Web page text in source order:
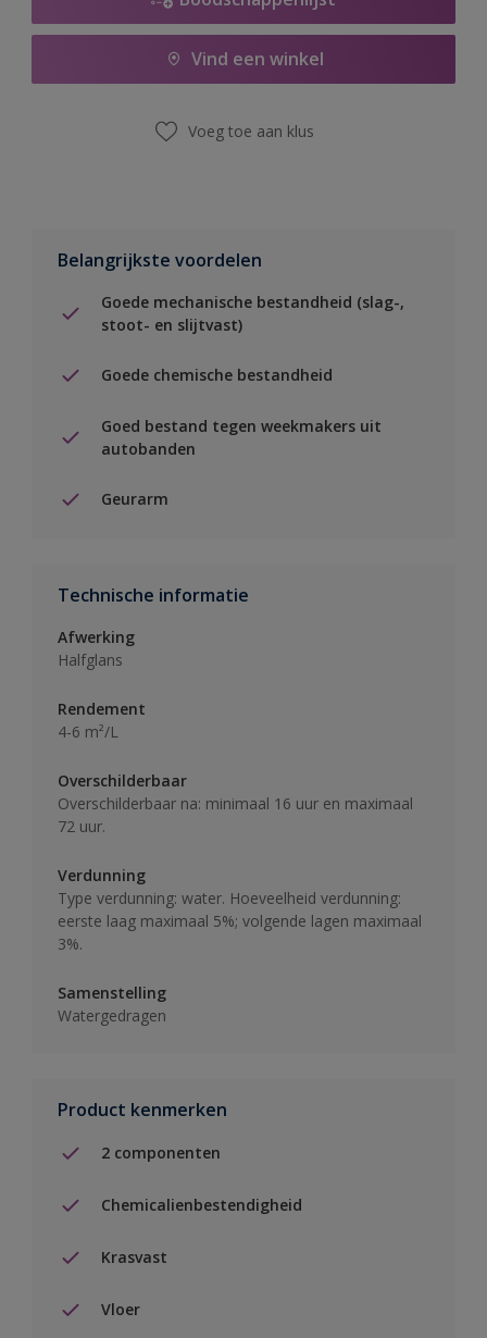
Vind een winkel
Voeg toe aan klus
Belangrijkste voordelen
Goede mechanische bestandheid (slag-,
stoot- en slijtvast)
Goede chemische bestandheid
Goed bestand tegen weekmakers uit
autobanden
Geurarm
Technische informatie
Afwerking
Halfglans
Rendement
4-6 m²/L
Overschilderbaar
Overschilderbaar na: minimaal 16 uur en maximaal
72 uur.
Verdunning
Type verdunning: water. Hoeveelheid verdunning:
eerste laag maximaal 5%; volgende lagen maximaal
3%.
Samenstelling
Watergedragen
Product kenmerken
2 componenten
Chemicalienbestendigheid
Krasvast
Vloer